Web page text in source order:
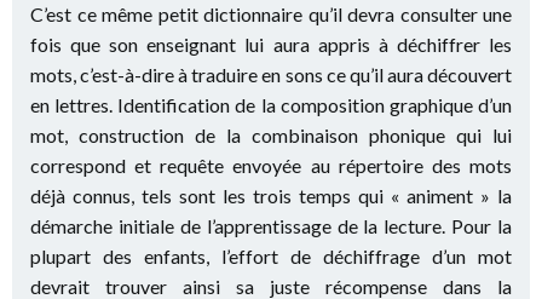
C’est ce même petit dictionnaire qu’il devra consulter une
fois que son enseignant lui aura appris à déchiffrer les
mots, c’est-à-dire à traduire en sons ce qu’il aura découvert
en lettres. Identification de la composition graphique d’un
mot, construction de la combinaison phonique qui lui
correspond et requête envoyée au répertoire des mots
déjà connus, tels sont les trois temps qui « animent » la
démarche initiale de l’apprentissage de la lecture. Pour la
plupart des enfants, l’effort de déchiffrage d’un mot
devrait trouver ainsi sa juste récompense dans la